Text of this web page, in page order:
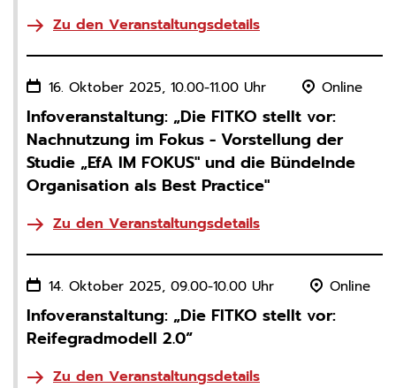
Zu den Veranstaltungsdetails
Infoveranstaltung: „Die FITKO stellt vor:
Nachnutzung im Fokus - Vorstellung der
Studie „EfA IM FOKUS" und die Bündelnde
Organisation als Best Practice"
16. Oktober 2025, 10.00-11.00 Uhr Online
Zu den Veranstaltungsdetails
Infoveranstaltung: „Die FITKO stellt vor:
Reifegradmodell 2.0“
14. Oktober 2025, 09.00-10.00 Uhr Online
Zu den Veranstaltungsdetails